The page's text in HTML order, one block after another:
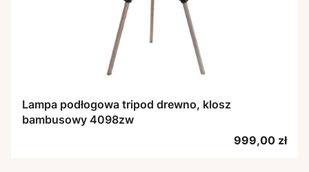
Lampa podłogowa tripod drewno, klosz
bambusowy 4098zw
Cena
999,00 zł